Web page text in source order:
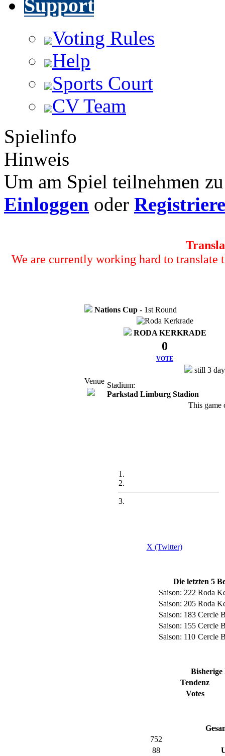
Support
Voting Rules
Help
Sports Court
CV Team
Spielinfo
Hinweis
Um am Spiel teilnehmen
Einloggen oder
We are currently working hard to translate
Nations Cup - 1st Round
RODA KERKRADE
0
VOTE
still 3
Venue Stadium:
Parkstad Limburg Stadion
This game
1.
2.
3.
X (Twitter)
Die letzten 5
Saison: 222 Roda
Saison: 205 Roda
Saison: 183 Cercle
Saison: 155 Cercle
Saison: 110 Cercle
Tendenz
Votes
752
88